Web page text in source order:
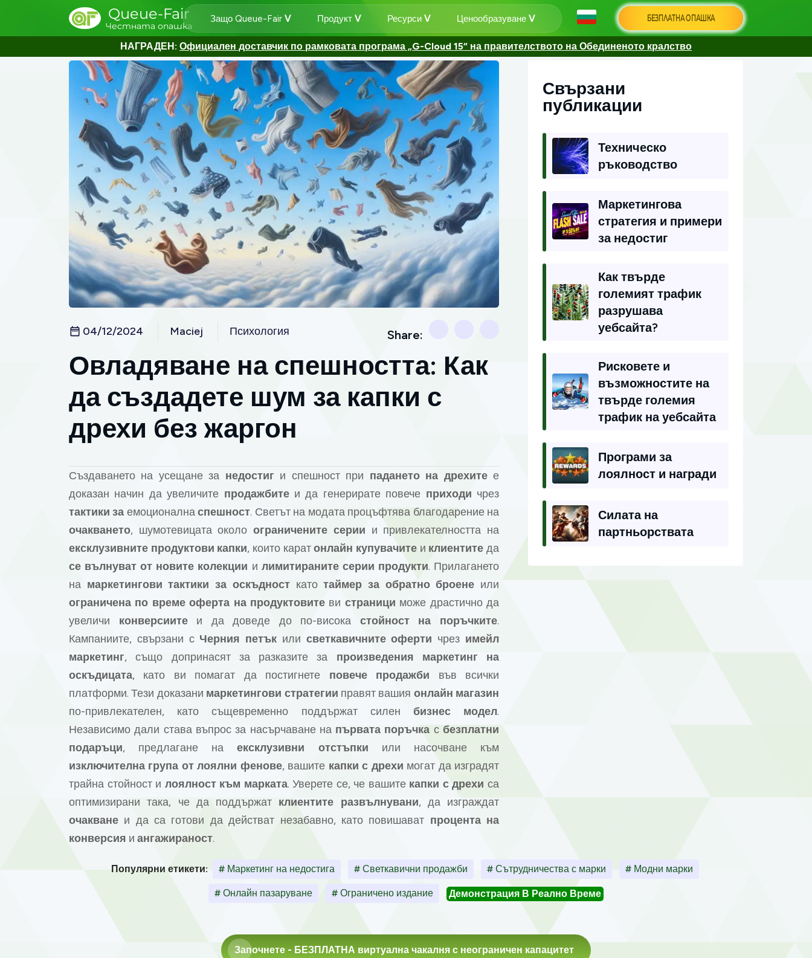
Queue-Fair
Честната опашка
Защо Queue-Fair Продукт Ресурси Ценообразуване БЕЗПЛАТНА ОПАШКА
НАГРАДЕН: Официален доставчик по рамковата програма „G-Cloud 15“ на правителството на Обединеното кралство
04/12/2024 Maciej Психология Share:
Овладяване на спешността: Как
да създадете шум за капки с
дрехи без жаргон
Създаването на усещане за недостиг и спешност при падането на дрехитее
доказан начин да увеличите продажбитеи да генерирате повече приходи чрез
тактики за емоционалнаспешност. Светът на модата процъфтява благодарение на
очакването, шумотевицата околоограничените серии и привлекателността на
ексклузивните продуктови капки, които каратонлайн купувачите и клиентите да
се вълнуват от новите колекции и лимитираните серии продукти. Прилагането
на маркетингови тактики за оскъдносткатотаймер за обратно броене или
ограничена по време оферта на продуктовите ви страници може драстично да
увеличи конверсиитеи да доведе до по-висока стойност на поръчките.
Кампаниите, свързани с Черния петък или светкавичните оферти чрез имейл
маркетинг, също допринасят за разказите за произведения маркетинг на
оскъдицата, като ви помагат да постигнете повече продажби във всички
платформи. Тези доказани маркетингови стратегии правят вашия онлайн магазин
по-привлекателен, като същевременно поддържат силен бизнес модел.
Независимо дали става въпрос за насърчаване на първата поръчкасбезплатни
подаръци, предлагане наексклузивни отстъпки или насочване към
изключителна група от лоялни фенове, вашите капки с дрехи могат да изградят
трайна стойност и лоялност към марката. Уверете се, че вашите капки с дрехи са
оптимизирани така, че да поддържат клиентите развълнувани, да изграждат
очакване и да са готови да действат незабавно, като повишават процента на
конверсия и ангажираност.
Свързани
публикации
Техническо
ръководство
Маркетингова
стратегия и примери
за недостиг
Как твърде
големият трафик
разрушава
уебсайта?
Рисковете и
възможностите на
твърде големия
трафик на уебсайта
Програми за
лоялност и награди
Силата на
партньорствата
Популярни етикети: # Маркетинг на недостига # Светкавични продажби # Сътрудничества с марки # Модни марки
# Онлайн пазаруване # Ограничено издание Демонстрация В Реално Време
Започнете - БЕЗПЛАТНА виртуална чакалня с неограничен капацитет